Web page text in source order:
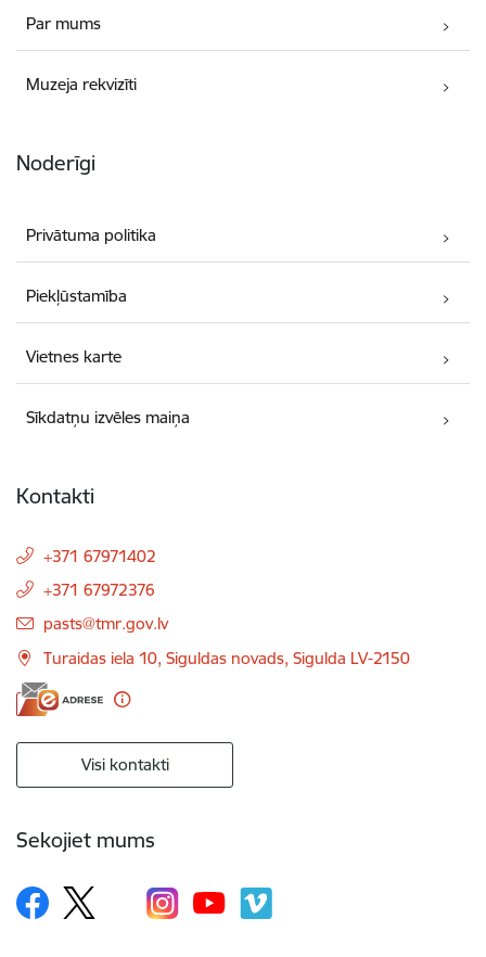
Par mums
Muzeja rekvizīti
Noderīgi
Privātuma politika
Piekļūstamība
Vietnes karte
Sīkdatņu izvēles maiņa
Kontakti
+371 67971402
+371 67972376
E-pasts:
pasts@tmr.gov.lv
Turaidas iela 10, Siguldas novads, Sigulda LV-2150
Visi kontakti
Sekojiet mums